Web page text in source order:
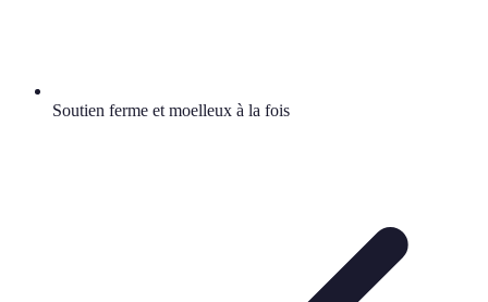
Soutien ferme et moelleux à la fois